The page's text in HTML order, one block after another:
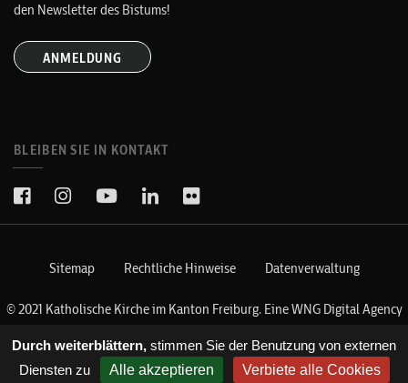
den Newsletter des Bistums!
ANMELDUNG
BLEIBEN SIE IN KONTAKT
Sitemap Rechtliche Hinweise Datenverwaltung
© 2021 Katholische Kirche im Kanton Freiburg. EineWNG Digital Agency
Durch weiterblättern, stimmen Sie der Benutzung von externen
Diensten zu
Alle akzeptieren Verbiete alle Cookies